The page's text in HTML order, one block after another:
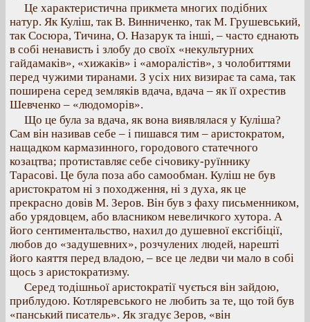
Це характеристична прикмета многих подібних
натур. Як Куліш, так В. Винниченко, так М. Грушевський,
так Сосюра, Тичина, О. Назарук та інші, – часто єднають
в собі ненависть і злобу до своїх «некультурних
гайдамаків», «хижаків» і «аморалістів», з чолобиттями
перед чужими тиранами. З усіх них визирає та сама, так
поширена серед земляків вдача, вдача – як її охрестив
Шевченко – «людоморів».
Що це була за вдача, як вона виявлялася у Куліша?
Сам він називав себе – і пишався тим – аристократом,
нащадком кармазинного, городового статечного
козацтва; протиставляє себе січовику-руїннику
Тарасові. Це була поза або самообман. Куліш не був
аристократом ні з походження, ні з духа, як це
прекрасно довів М. Зеров. Він був з фаху письменником,
або урядовцем, або власником невеличкого хутора. А
його сентиментальство, нахил до душевної ексгібіції,
любов до «задушевних», розчулених людей, нарешті
його каяття перед владою, – все це ледви чи мало в собі
щось з аристократизму.
Серед тодішньої аристократії чується він зайдою,
приблудою. Котляревського не любить за те, що той був
«панський писатель». Як згадує Зеров, «він